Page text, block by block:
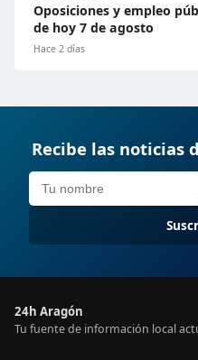
Oposiciones y empleo
de hoy 7 de agosto
Hace 2 días
Recibe las noticias
24h Aragón
Tu fuente de información local